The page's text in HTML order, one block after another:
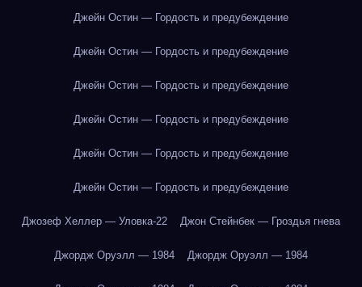
Джейн Остин — Гордость и предубеждение
Джейн Остин — Гордость и предубеждение
Джейн Остин — Гордость и предубеждение
Джейн Остин — Гордость и предубеждение
Джейн Остин — Гордость и предубеждение
Джейн Остин — Гордость и предубеждение
Джозеф Хеллер — Уловка-22 Джон Стейнбек — Гроздья гнева
Джордж Оруэлл — 1984 Джордж Оруэлл — 1984